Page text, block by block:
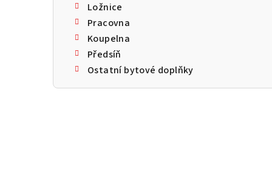
Ložnice
Pracovna
Koupelna
Předsíň
Ostatní bytové doplňky